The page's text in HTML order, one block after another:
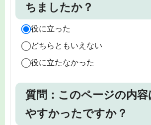
ちましたか？
役に立った
どちらともいえない
役に立たなかった
質問：このページの内容
やすかったですか？